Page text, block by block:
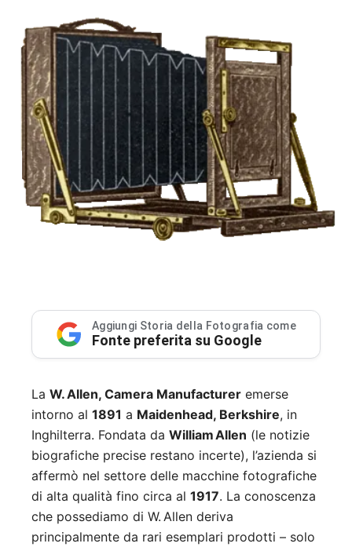
Aggiungi Storia della Fotografia come
Fonte preferita su Google
La W. Allen, Camera Manufacturer emerse
intorno al 1891 a Maidenhead, Berkshire, in
Inghilterra. Fondata da William Allen (le notizie
biografiche precise restano incerte), l’azienda si
affermò nel settore delle macchine fotografiche
di alta qualità fino circa al 1917. La conoscenza
che possediamo di W. Allen deriva
principalmente da rari esemplari prodotti – solo